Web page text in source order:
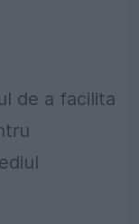
de a facilita